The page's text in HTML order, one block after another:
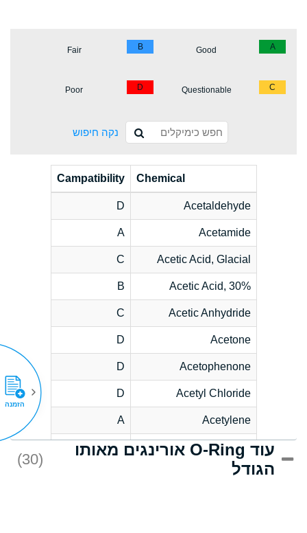
A
Good
B
Fair
C
Questionable
D
Poor
נקה חיפוש
Chemical
Campatibility
Acetaldehyde
D
Acetamide
A
Acetic Acid, Glacial
C
Acetic Acid, 30%
B
Acetic Anhydride
C
Acetone
D
Acetophenone
D
Acetyl Chloride
D
Acetylene
A
Acrlylonitrile
D
Adipic Acid
עוד O-Ring אורינגים מאותו
הגודל
(30)
הזמנה